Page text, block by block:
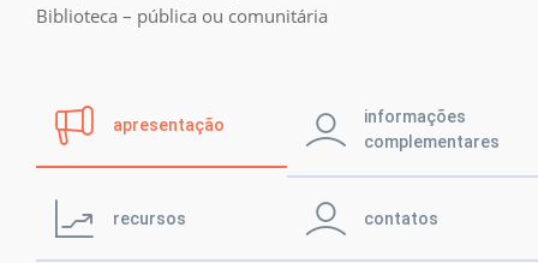
Notícias
Retratos da
leitura no Brasil
Biblioteca – pública ou comunitária
apresentação
informações
complementares
recursos contatos